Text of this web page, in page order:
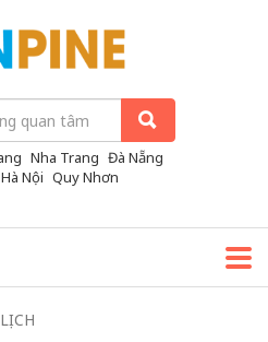
Nha Trang Đà Nẵng
Hà Nội Quy Nhơn